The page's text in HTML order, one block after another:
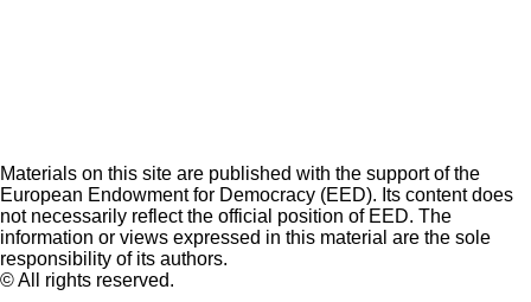
Materials on this site are published with the support of the
European Endowment for Democracy (EED). Its content does
not necessarily reflect the official position of EED. The
information or views expressed in this material are the sole
responsibility of its authors.
© All rights reserved.